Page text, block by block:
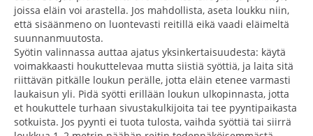
joissa eläin voi arastella. Jos mahdollista, aseta loukku niin,
että sisäänmeno on luontevasti reitillä eikä vaadi eläimeltä
suunnanmuutosta.
Syötin valinnassa auttaa ajatus yksinkertaisuudesta: käytä
voimakkaasti houkuttelevaa mutta siistiä syöttiä, ja laita sitä
riittävän pitkälle loukun perälle, jotta eläin etenee varmasti
laukaisun yli. Pidä syötti erillään loukun ulkopinnasta, jotta
et houkuttele turhaan sivustakulkijoita tai tee pyyntipaikasta
sotkuista. Jos pyynti ei tuota tulosta, vaihda syöttiä tai siirrä